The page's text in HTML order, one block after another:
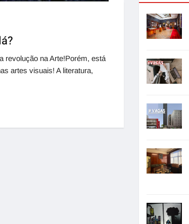
revolução na Arte!Porém, está
artes visuais! A literatura,